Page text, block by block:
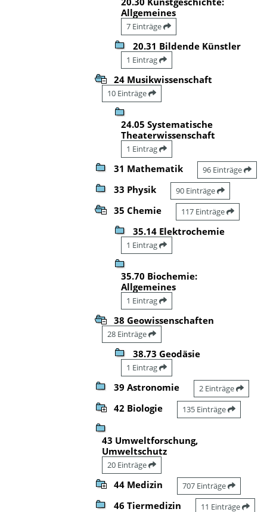
Allgemeines
7 Einträge
20.31 Bildende Künstler
1 Eintrag
24 Musikwissenschaft
10 Einträge
24.05 Systematische
Theaterwissenschaft
1 Eintrag
31 Mathematik 96 Einträge
33 Physik 90 Einträge
35 Chemie 117 Einträge
35.14 Elektrochemie
1 Eintrag
35.70 Biochemie:
Allgemeines
1 Eintrag
38 Geowissenschaften
28 Einträge
38.73 Geodäsie
1 Eintrag
39 Astronomie 2 Einträge
42 Biologie 135 Einträge
43 Umweltforschung,
Umweltschutz
20 Einträge
44 Medizin 707 Einträge
46 Tiermedizin 11 Einträge